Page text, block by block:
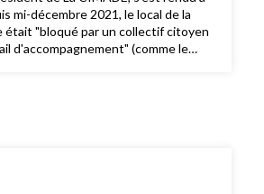
mi-décembre 2021, le local de la
était "bloqué par un collectif citoyen
d'accompagnement" (comme le